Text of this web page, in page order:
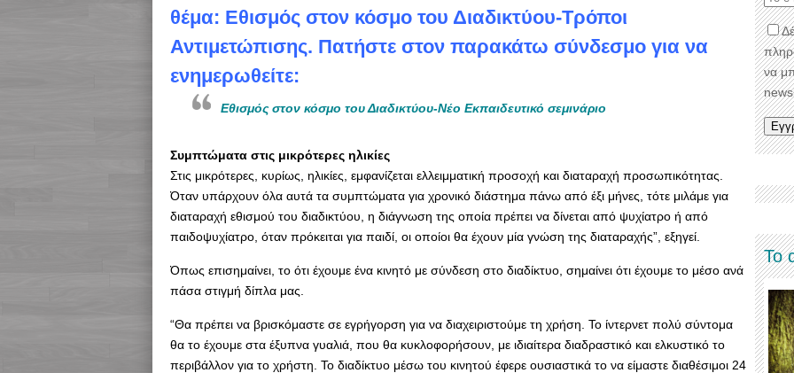
θέμα: Εθισμός στον κόσμο του Διαδικτύου-Tρόποι
Αντιμετώπισης. Πατήστε στον παρακάτω σύνδεσμο για να
ενημερωθείτε:
Εθισμός στον κόσμο του Διαδικτύου-Νέο Εκπαιδευτικό σεμινάριο
Συμπτώματα στις μικρότερες ηλικίες
Στις μικρότερες, κυρίως, ηλικίες, εμφανίζεται ελλειμματική προσοχή και διαταραχή προσωπικότητας.
Όταν υπάρχουν όλα αυτά τα συμπτώματα για χρονικό διάστημα πάνω από έξι μήνες, τότε μιλάμε για
διαταραχή εθισμού του διαδικτύου, η διάγνωση της οποία πρέπει να δίνεται από ψυχίατρο ή από
παιδοψυχίατρο, όταν πρόκειται για παιδί, οι οποίοι θα έχουν μία γνώση της διαταραχής”, εξηγεί.
Όπως επισημαίνει, το ότι έχουμε ένα κινητό με σύνδεση στο διαδίκτυο, σημαίνει ότι έχουμε το μέσο ανά
πάσα στιγμή δίπλα μας.
“Θα πρέπει να βρισκόμαστε σε εγρήγορση για να διαχειριστούμε τη χρήση. Το ίντερνετ πολύ σύντομα
θα το έχουμε στα έξυπνα γυαλιά, που θα κυκλοφορήσουν, με ιδιαίτερα διαδραστικό και ελκυστικό το
περιβάλλον για το χρήστη. Το διαδίκτυο μέσω του κινητού έφερε ουσιαστικά το να είμαστε διαθέσιμοι 24
να
Το